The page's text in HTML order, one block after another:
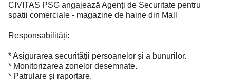
CIVITAS PSG angajează Agenți de Securitate pentru
spatii comerciale - magazine de haine din Mall
Responsabilități:
* Asigurarea securității persoanelor și a bunurilor.
* Monitorizarea zonelor desemnate.
* Patrulare și raportare.